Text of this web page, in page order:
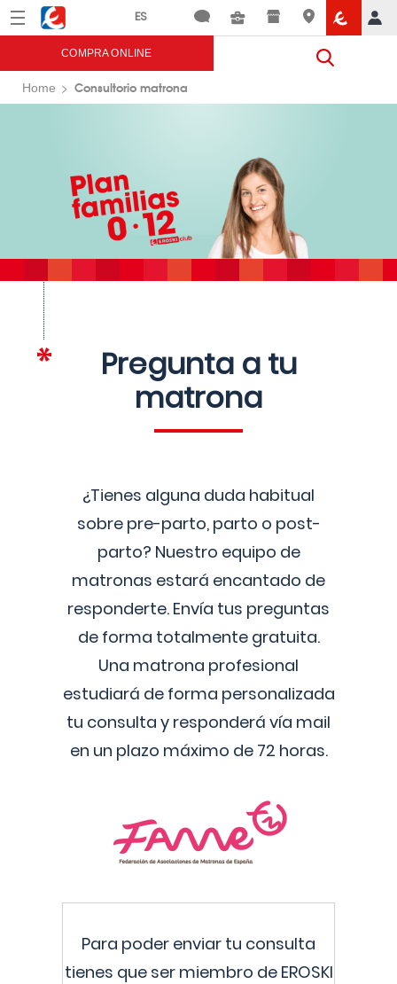
Menú Eroski
COMPRA ONLINE
Home Consultorio matrona
Pregunta a tu
matrona
¿Tienes alguna duda habitual
sobre pre-parto, parto o post-
parto? Nuestro equipo de
matronas estará encantado de
responderte. Envía tus preguntas
de forma totalmente gratuita.
Una matrona profesional
estudiará de forma personalizada
tu consulta y responderá vía mail
en un plazo máximo de 72 horas.
Para poder enviar tu consulta
tienes que ser miembro de EROSKI